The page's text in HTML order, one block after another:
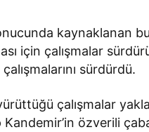
kaynaklanan
için çalışmalar
sürdürdü.
çalışmalar
özverili